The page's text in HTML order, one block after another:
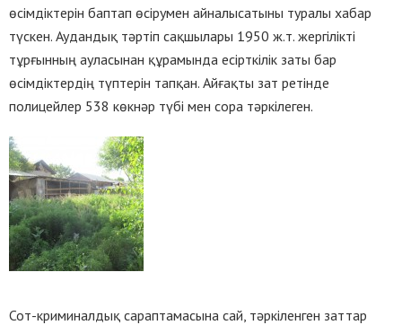
өсімдіктерін баптап өсірумен айналысатыны туралы хабар
түскен. Аудандық тәртіп сақшылары 1950 ж.т. жергілікті
тұрғынның ауласынан құрамында есірткілік заты бар
өсімдіктердің түптерін тапқан. Айғақты зат ретінде
полицейлер 538 көкнәр түбі мен сора тәркілеген.
Сот-криминалдық сараптамасына сай, тәркіленген заттар